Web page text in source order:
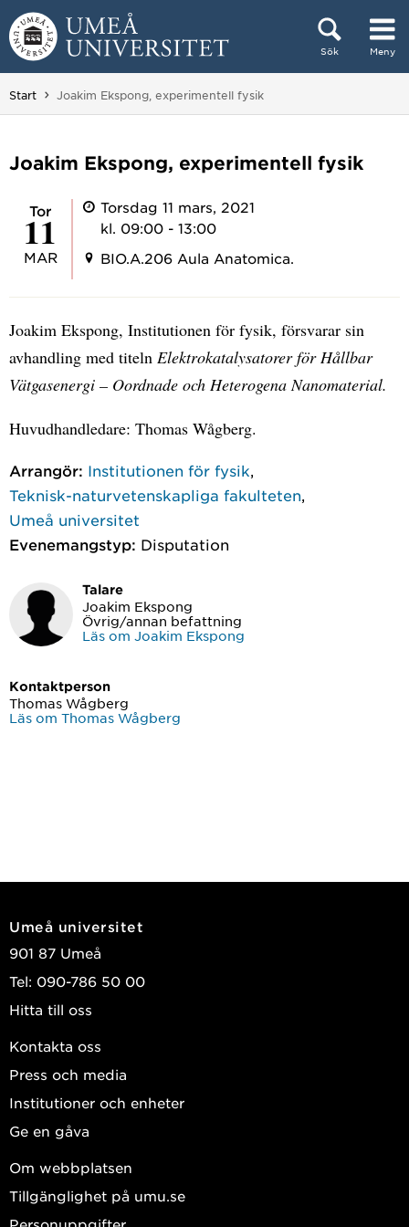
Hoppa direkt till innehållet
Sök Meny
Huvudmenyn dold.
Start Du är här:
Joakim Ekspong, experimentell fysik
Joakim Ekspong, experimentell fysik
tor
11
MAR
Torsdag 11 mars, 2021
kl. 09:00 - 13:00
BIO.A.206 Aula Anatomica.
Joakim Ekspong, Institutionen för fysik, försvarar sin
avhandling med titeln Elektrokatalysatorer för Hållbar
Vätgasenergi – Oordnade och Heterogena Nanomaterial.
Huvudhandledare: Thomas Wågberg.
Arrangör: Institutionen för fysik
Teknisk-naturvetenskapliga fakulteten
Umeå universitet
Evenemangstyp: Disputation
Talare
Joakim Ekspong
Övrig/annan befattning
Läs om Joakim Ekspong
Kontaktperson
Thomas Wågberg
Läs om Thomas Wågberg
Umeå universitet
901 87 Umeå
Tel: 090-786 50 00
Hitta till oss
Kontakta oss
Press och media
Institutioner och enheter
Ge en gåva
Om webbplatsen
Tillgänglighet på umu.se